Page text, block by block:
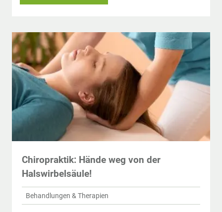
Chiropraktik: Hände weg von der
Halswirbelsäule!
Behandlungen & Therapien